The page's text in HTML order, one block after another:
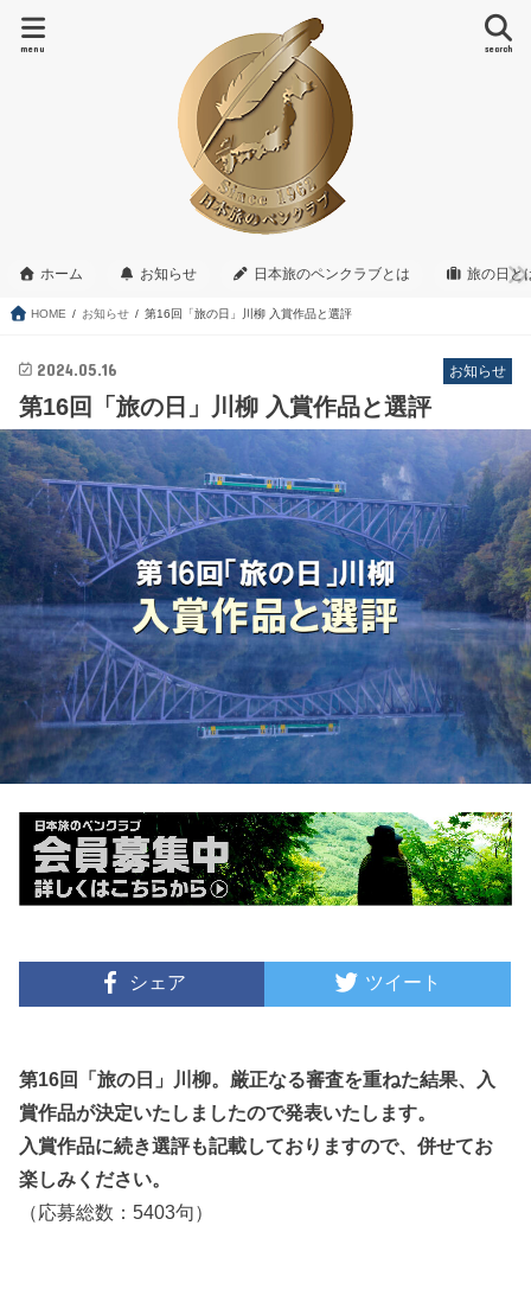
search
menu
ホーム お知らせ 日本旅のペンクラブとは 旅の日と
HOME お知らせ 第16回「旅の日」川柳 入賞作品と選評
お知らせ
2024.05.16
第16回「旅の日」川柳 入賞作品と選評
シェア ツイート
第16回「旅の日」川柳。厳正なる審査を重ねた結果、入
賞作品が決定いたしましたので発表いたします。
入賞作品に続き選評も記載しておりますので、併せてお
楽しみください。
（応募総数：5403句）